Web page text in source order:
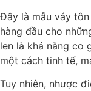
Đây là mẫu váy
hàng đầu cho
len là khả năng co
một cách tinh tế,
Tuy nhiên, nhược